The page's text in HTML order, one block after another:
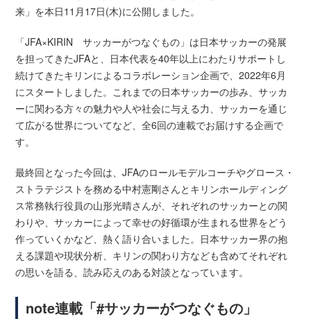
来」を本日11月17日(木)に公開しました。
「JFA×KIRIN サッカーがつなぐもの」は日本サッカーの発展
を担ってきたJFAと、日本代表を40年以上にわたりサポートし
続けてきたキリンによるコラボレーション企画で、2022年6月
にスタートしました。これまでの日本サッカーの歩み、サッカ
ーに関わる方々の魅力や人や社会に与える力、サッカーを通じ
て広がる世界についてなど、全6回の連載でお届けする企画で
す。
最終回となった今回は、JFAのロールモデルコーチやグロース・
ストラテジストを務める中村憲剛さんとキリンホールディング
ス常務執行役員の山形光晴さんが、それぞれのサッカーとの関
わりや、サッカーによって幸せの好循環が生まれる世界をどう
作っていくかなど、熱く語り合いました。日本サッカー界の抱
える課題や現状分析、キリンの関わり方なども含めてそれぞれ
の思いを語る、読み応えのある対談となっています。
note連載「#サッカーがつなぐもの」